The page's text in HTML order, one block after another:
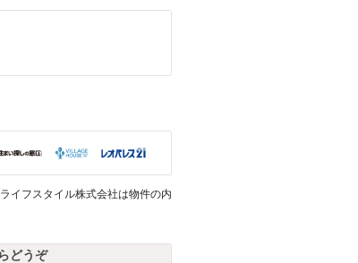
イフスタイル株式会社は物件の内
どうぞ